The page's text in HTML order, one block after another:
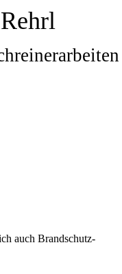
auch Brandschutz-